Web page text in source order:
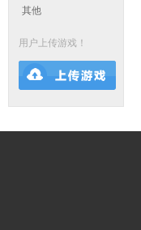
其他
用户上传游戏！